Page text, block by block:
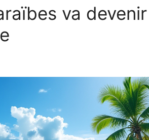
va devenir